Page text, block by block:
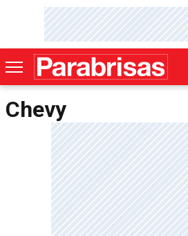
Chevy